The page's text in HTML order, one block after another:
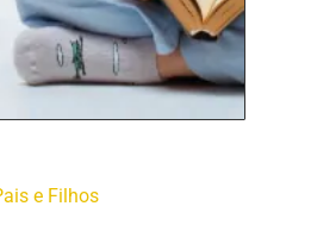
e Filhos